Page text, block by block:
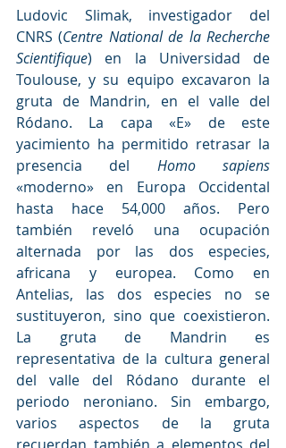
Ludovic Slimak, investigador del
CNRS (Centre National de la Recherche
Scientifique) en la Universidad de
Toulouse, y su equipo excavaron la
gruta de Mandrin, en el valle del
Ródano. La capa «E» de este
yacimiento ha permitido retrasar la
presencia del Homo sapiens
«moderno» en Europa Occidental
hasta hace 54,000 años. Pero
también reveló una ocupación
alternada por las dos especies,
africana y europea. Como en
Antelias, las dos especies no se
sustituyeron, sino que coexistieron.
La gruta de Mandrin es
representativa de la cultura general
del valle del Ródano durante el
periodo neroniano. Sin embargo,
varios aspectos de la gruta